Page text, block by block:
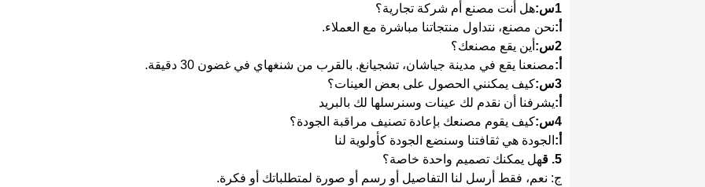
1س:
هل أنت مصنع أم شركة تجارية؟
أ:نحن مصنع، نتداول منتجاتنا مباشرة مع العملاء.
2س:
أين يقع مصنعك؟
أ:مصنعنا يقع في مدينة جياشان، تشجيانغ. بالقرب من شنغهاي في غضون 30 دقيقة.
3س:
كيف يمكنني الحصول على بعض العينات؟
أ:يشرفنا أن نقدم لك عينات وسنرسلها لك بالبريد
4س:
كيف يقوم مصنعك بإعادة تصنيف مراقبة الجودة؟
أ: الجودة هي ثقافتنا وسنضع الجودة كأولوية لنا
5. ق
هل يمكنك تصميم واحدة خاصة؟
ج: نعم، فقط أرسل لنا التفاصيل أو رسم أو صورة لمتطلباتك أو فكرة.